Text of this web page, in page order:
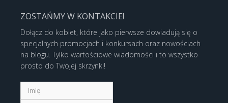
ZOSTAŃMY W KONTAKCIE!
Dołącz do kobiet, które jako pierwsze dowiadują się o
specjalnych promocjach i konkursach oraz nowościach
na blogu. Tylko wartościowe wiadomości i to wszystko
prosto do Twojej skrzynki!